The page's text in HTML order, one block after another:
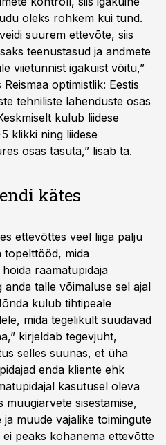
oleks rohkem kui tund.
suurem ettevõte, siis
teenustasud ja andmete
viietunnist igakuist võitu,”
optimistlik: Eestis
tehniliste lahenduste osas
kulub liidese
klikki ning liidese
osas tasuta,” lisab ta.
kätes
ettevõttes veel liiga palju
topelttööd, mida
raamatupidaja
talle võimaluse sel ajal
kulub tihtipeale
mida tegelikult suudavad
kirjeldab tegevjuht,
selles suunas, et üha
enda kliente ehk
kasutusel oleva
sisestamise,
ja muude vajalike toimingute
peaks kohanema ettevõtte